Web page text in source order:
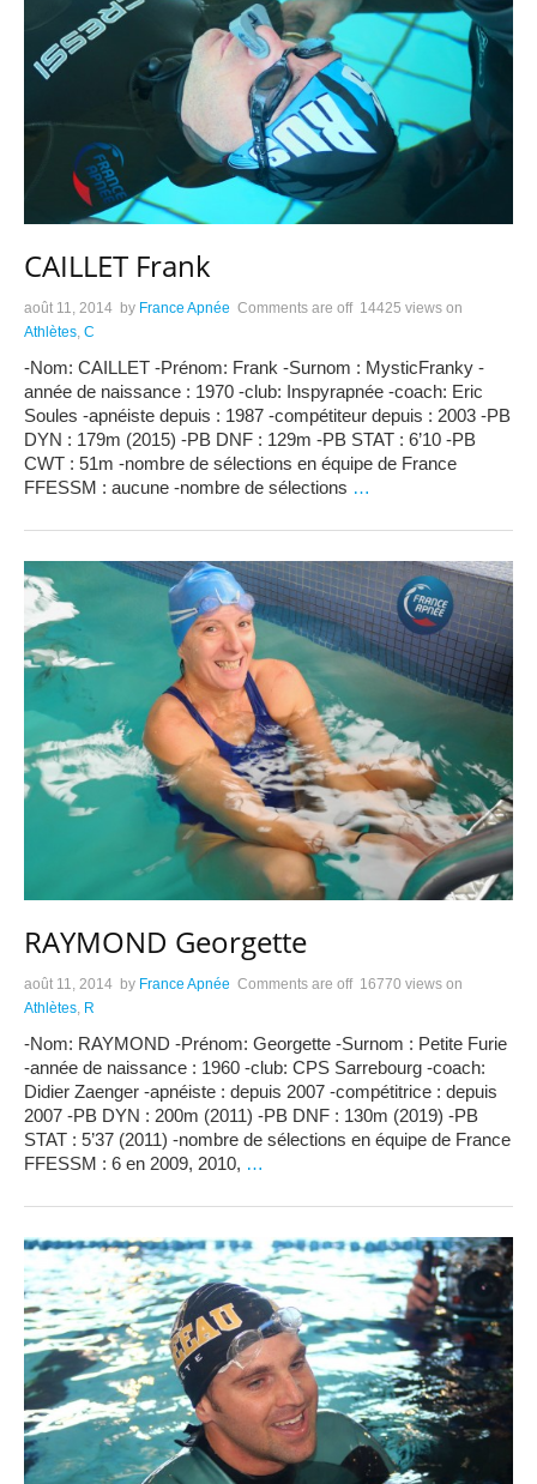
CAILLET Frank
août 11, 2014 by France Apnée Comments are off 14425 views on
Athlètes, C
-Nom: CAILLET -Prénom: Frank -Surnom : MysticFranky -
année de naissance : 1970 -club: Inspyrapnée -coach: Eric
Soules -apnéiste depuis : 1987 -compétiteur depuis : 2003 -PB
DYN : 179m (2015) -PB DNF : 129m -PB STAT : 6’10 -PB
CWT : 51m -nombre de sélections en équipe de France
FFESSM : aucune -nombre de sélections …
RAYMOND Georgette
août 11, 2014 by France Apnée Comments are off 16770 views on
Athlètes, R
-Nom: RAYMOND -Prénom: Georgette -Surnom : Petite Furie
-année de naissance : 1960 -club: CPS Sarrebourg -coach:
Didier Zaenger -apnéiste : depuis 2007 -compétitrice : depuis
2007 -PB DYN : 200m (2011) -PB DNF : 130m (2019) -PB
STAT : 5’37 (2011) -nombre de sélections en équipe de France
FFESSM : 6 en 2009, 2010, …